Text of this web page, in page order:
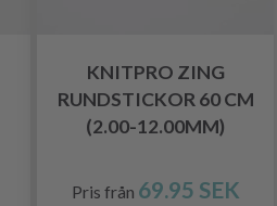
KNITPRO ZING
RUNDSTICKOR 60 CM
(2.00-12.00MM)
Pris från 69.95 SEK